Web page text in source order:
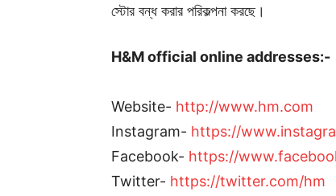
স্টোর বন্ধ করার পরিকল্পনা করছে।
H&M official online addresses:-
Website- http://www.hm.com
Instagram- https://
Facebook- https://
Twitter- https://twitter.com/hm